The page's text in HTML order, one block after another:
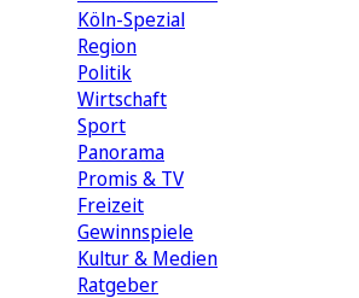
Köln-Spezial
Region
Politik
Wirtschaft
Sport
Panorama
Promis & TV
Freizeit
Gewinnspiele
Kultur & Medien
Ratgeber